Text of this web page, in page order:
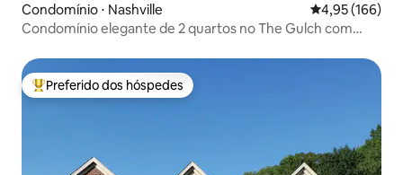
Condomínio ⋅ Nashville 4,95 de uma
4,95 (166)
Condomínio elegante de 2 quartos no The Gulch com
Entre os melhores preferidos dos hóspedes
Preferido dos hóspedes